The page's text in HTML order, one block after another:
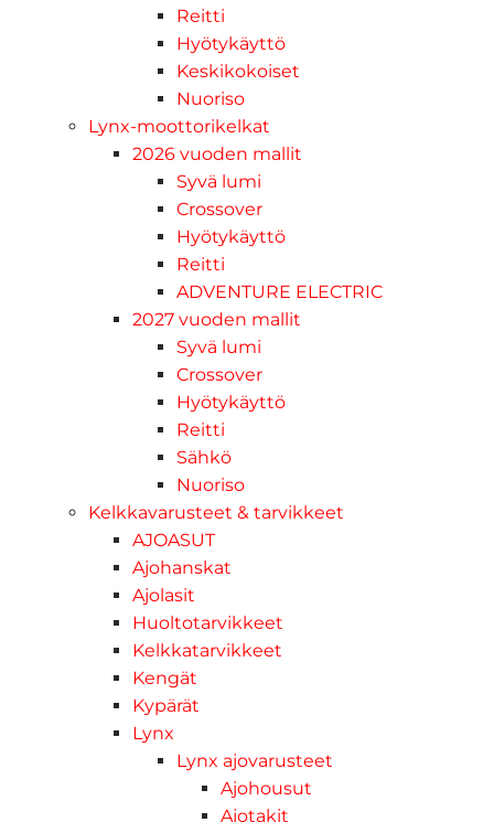
Reitti
Hyötykäyttö
Keskikokoiset
Nuoriso
Lynx-moottorikelkat
2026 vuoden mallit
Syvä lumi
Crossover
Hyötykäyttö
Reitti
ADVENTURE ELECTRIC
2027 vuoden mallit
Syvä lumi
Crossover
Hyötykäyttö
Reitti
Sähkö
Nuoriso
Kelkkavarusteet & tarvikkeet
AJOASUT
Ajohanskat
Ajolasit
Huoltotarvikkeet
Kelkkatarvikkeet
Kengät
Kypärät
Lynx
Lynx ajovarusteet
Ajohousut
Ajotakit